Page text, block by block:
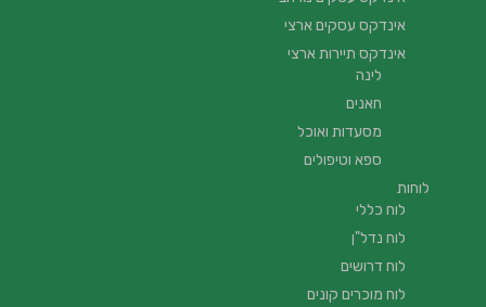
אינדקס עסקים ארצי
אינדקס תיירות ארצי
לינה
חאנים
מסעדות ואוכל
ספא וטיפולים
לוחות
לוח כללי
לוח נדל"ן
לוח דרושים
לוח מוכרים קונים